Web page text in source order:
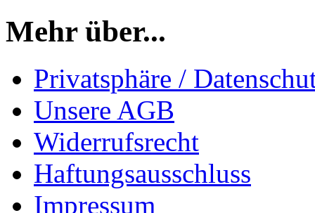
Mehr über...
Privatsphäre /
Unsere AGB
Widerrufsrecht
Haftungsausschluss
Impressum